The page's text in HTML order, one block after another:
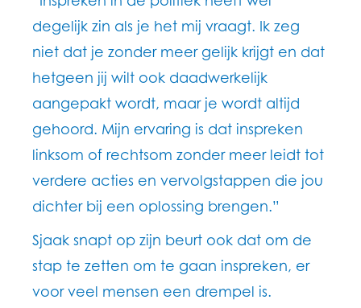
degelijk zin als je het mij vraagt. Ik zeg
niet dat je zonder meer gelijk krijgt en dat
hetgeen jij wilt ook daadwerkelijk
aangepakt wordt, maar je wordt altijd
gehoord. Mijn ervaring is dat inspreken
linksom of rechtsom zonder meer leidt tot
verdere acties en vervolgstappen die jou
dichter bij een oplossing brengen.”
Sjaak snapt op zijn beurt ook dat om de
stap te zetten om te gaan inspreken, er
voor veel mensen een drempel is.